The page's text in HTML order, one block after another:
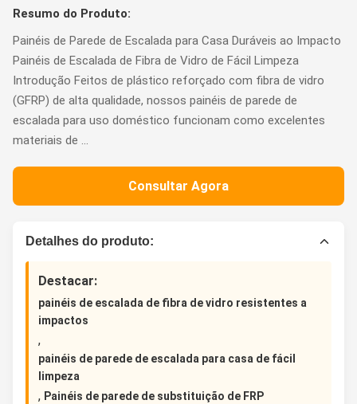
Resumo do Produto:
Painéis de Parede de Escalada para Casa Duráveis ao Impacto
Painéis de Escalada de Fibra de Vidro de Fácil Limpeza
Introdução Feitos de plástico reforçado com fibra de vidro
(GFRP) de alta qualidade, nossos painéis de parede de
escalada para uso doméstico funcionam como excelentes
materiais de ...
Consultar Agora
Detalhes do produto:
Destacar:
painéis de escalada de fibra de vidro resistentes a
impactos
,
painéis de parede de escalada para casa de fácil
limpeza
, Painéis de parede de substituição de FRP